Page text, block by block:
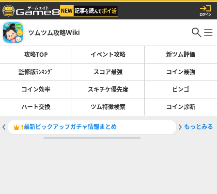
ツムツム攻略Wiki
攻略TOP イベント攻略 新ツム評価
監修版ﾗﾝｷﾝｸﾞ スコア最強 コイン最強
コイン効率 スキチケ優先度 ビンゴ
ハート交換 ツム特徴検索 コイン診断
1最新ピックアップガチャ情報まとめ 2ツムツ
もっとみる